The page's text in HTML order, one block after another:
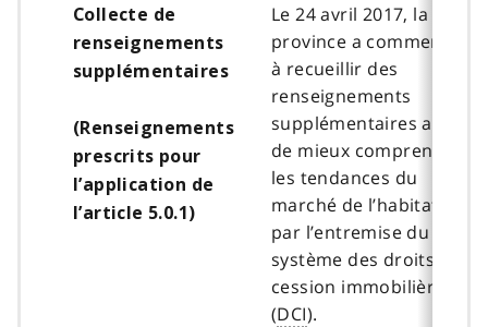
Collecte de
renseignements
supplémentaires
(Renseignements
prescrits pour
l’application de
l’article 5.0.1)
Le 24 avril 2017, la
province a commencé
à recueillir des
renseignements
supplémentaires afin
de mieux comprendre
les tendances du
marché de l’habitation
par l’entremise du
système des droits de
cession immobilière
(DCI).